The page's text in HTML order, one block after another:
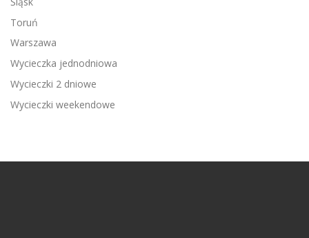
Toruń
Warszawa
Wycieczka jednodniowa
Wycieczki 2 dniowe
Wycieczki weekendowe